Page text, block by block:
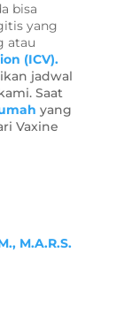
bisa
yang
atau
(ICV).
jadwal
Saat
yang
Vaxine
M.A.R.S.